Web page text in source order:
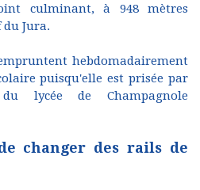
culminant, à 948 mètres
Jura.
hebdomadairement
puisqu'elle est prisée par
lycée de Champagnole
changer des rails de